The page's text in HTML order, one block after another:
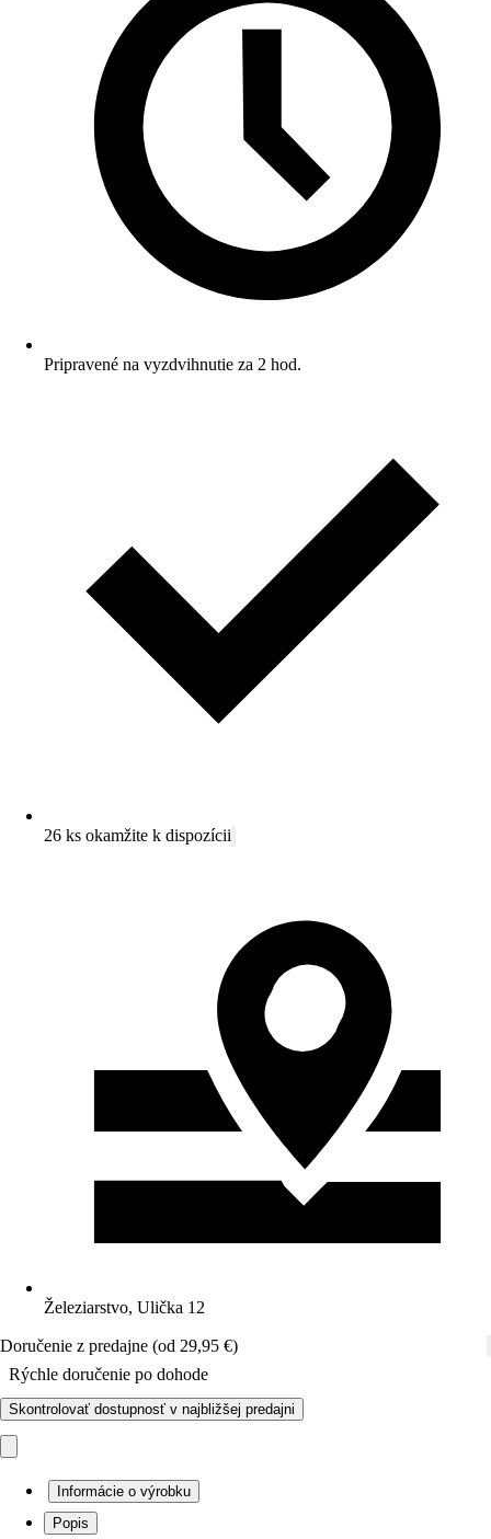
Pripravené na vyzdvihnutie za 2 hod.
26 ks okamžite k dispozícii
Železiarstvo, Ulička 12
Doručenie z predajne (od 29,95 €)
Rýchle doručenie po dohode
Skontrolovať dostupnosť v najbližšej predajni
Informácie o výrobku
Popis